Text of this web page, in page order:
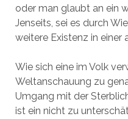
oder man glaubt an ein
Jenseits, sei es durch
weitere Existenz in einer
Wie sich eine im Volk
Weltanschauung zu
Umgang mit der
ist ein nicht zu